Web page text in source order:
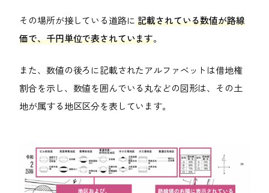
その場所が接している道路に記載されている数値が路線
価で、千円単位で表されています。
また、数値の後ろに記載されたアルファベットは借地権
割合を示し、数値を囲んでいる丸などの図形は、その土
地が属する地区区分を表しています。